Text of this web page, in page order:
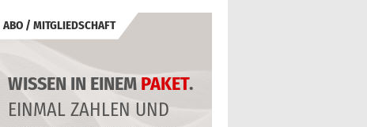
ABO / MITGLIEDSCHAFT
WISSEN IN EINEM PAKET.
EINMAL ZAHLEN UND